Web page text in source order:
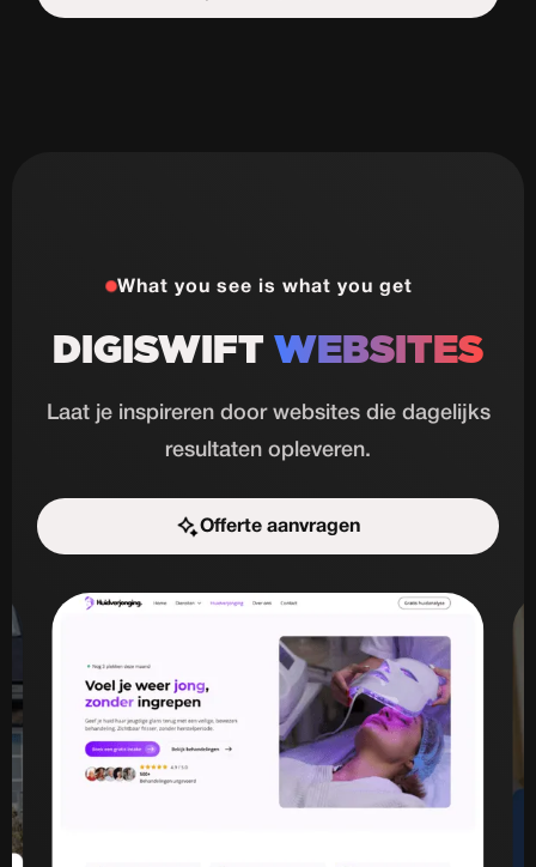
Start de uitdaging
What you see is what you get
DIGISWIFT WEBSITES
Laat je inspireren door websites die dagelijks
resultaten opleveren.
Offerte aanvragen
Start de uitdaging